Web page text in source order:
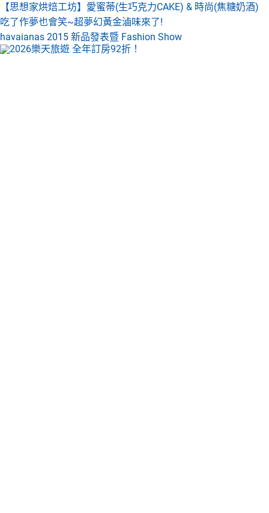
【思想家烘焙工坊】愛蜜蒂(生巧克力CAKE) & 時尚(焦糖奶酒)
吃了作夢也會笑~超夢幻黃金滷味來了!
havaianas 2015 新品發表暨 Fashion Show